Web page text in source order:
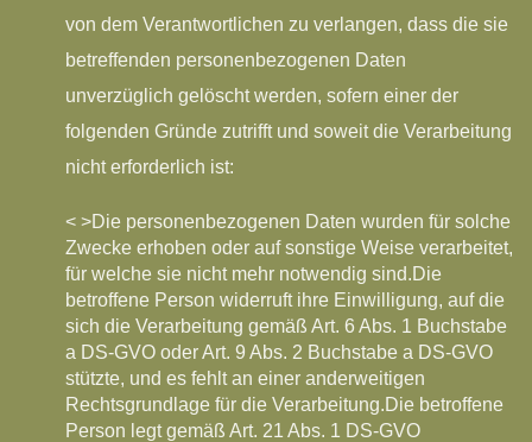
von dem Verantwortlichen zu verlangen, dass die sie
betreffenden personenbezogenen Daten
unverzüglich gelöscht werden, sofern einer der
folgenden Gründe zutrifft und soweit die Verarbeitung
nicht erforderlich ist:
< >Die personenbezogenen Daten wurden für solche
Zwecke erhoben oder auf sonstige Weise verarbeitet,
für welche sie nicht mehr notwendig sind.Die
betroffene Person widerruft ihre Einwilligung, auf die
sich die Verarbeitung gemäß Art. 6 Abs. 1 Buchstabe
a DS-GVO oder Art. 9 Abs. 2 Buchstabe a DS-GVO
stützte, und es fehlt an einer anderweitigen
Rechtsgrundlage für die Verarbeitung.Die betroffene
Person legt gemäß Art. 21 Abs. 1 DS-GVO